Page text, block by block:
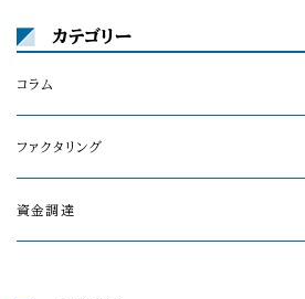
カテゴリー
コラム
ファクタリング
資金調達